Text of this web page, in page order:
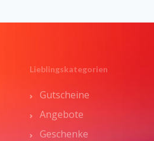
Lieblingskategorien
Gutscheine
Angebote
Geschenke